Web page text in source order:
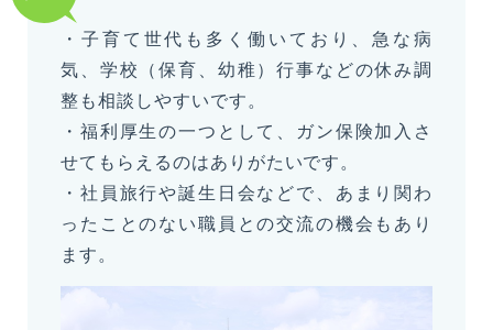
・子育て世代も多く働いており、急な病
気、学校（保育、幼稚）行事などの休み調
整も相談しやすいです。
・福利厚生の一つとして、ガン保険加入さ
せてもらえるのはありがたいです。
・社員旅行や誕生日会などで、あまり関わ
ったことのない職員との交流の機会もあり
ます。